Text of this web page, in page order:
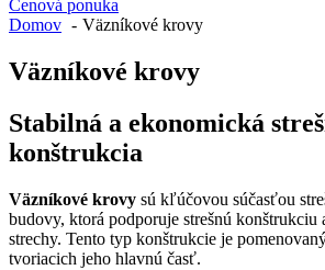
Cenová ponuka
Domov
Väzníkové krovy
Väzníkové krovy
Stabilná a ekonomická
konštrukcia
Väzníkové krovy sú kľúčovou súčasťou
budovy, ktorá podporuje strešnú konštrukciu
strechy. Tento typ konštrukcie je
tvoriacich jeho hlavnú časť.